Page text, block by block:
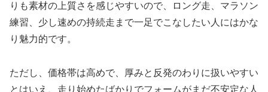
りも素材の上質さを感じやすいので、ロング走、マラソン
練習、少し速めの持続走まで一足でこなしたい人にはかな
り魅力的です。
ただし、価格帯は高めで、厚みと反発のわりに扱いやすい
とはいえ、走り始めたばかりでフォームがまだ不安定な人